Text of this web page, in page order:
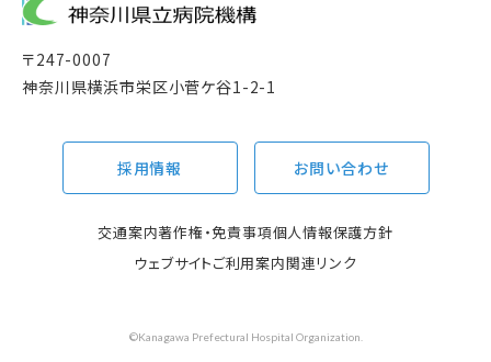
〒247-0007
神奈川県横浜市栄区小菅ケ谷1-2-1
©Kanagawa Prefectural Hospital Organization.
採用情報 お問い合わせ
交通案内著作権・免責事項個人情報保護方針
ウェブサイトご利用案内関連リンク